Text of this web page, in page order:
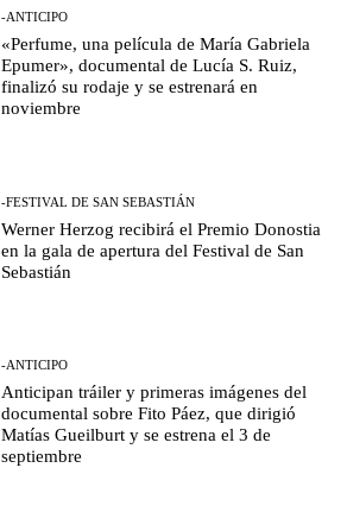
-ANTICIPO
«Perfume, una película de María Gabriela
Epumer», documental de Lucía S. Ruiz,
finalizó su rodaje y se estrenará en
noviembre
-FESTIVAL DE SAN SEBASTIÁN
Werner Herzog recibirá el Premio Donostia
en la gala de apertura del Festival de San
Sebastián
-ANTICIPO
Anticipan tráiler y primeras imágenes del
documental sobre Fito Páez, que dirigió
Matías Gueilburt y se estrena el 3 de
septiembre